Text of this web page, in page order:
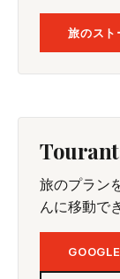
旅のスト
旅のプラン
んに移動で